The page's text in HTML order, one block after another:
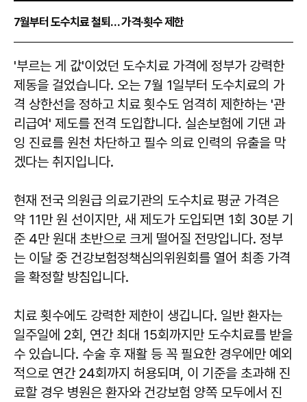
7월부터 도수치료 철퇴… 가격·횟수 제한
'부르는 게 값'이었던 도수치료 가격에 정부가 강력한
제동을 걸었습니다. 오는 7월 1일부터 도수치료의 가
격 상한선을 정하고 치료 횟수도 엄격히 제한하는 '관
리급여' 제도를 전격 도입합니다. 실손보험에 기댄 과
잉 진료를 원천 차단하고 필수 의료 인력의 유출을 막
겠다는 취지입니다.
현재 전국 의원급 의료기관의 도수치료 평균 가격은
약 11만 원 선이지만, 새 제도가 도입되면 1회 30분 기
준 4만 원대 초반으로 크게 떨어질 전망입니다. 정부
는 이달 중 건강보험정책심의위원회를 열어 최종 가격
을 확정할 방침입니다.
치료 횟수에도 강력한 제한이 생깁니다. 일반 환자는
일주일에 2회, 연간 최대 15회까지만 도수치료를 받을
수 있습니다. 수술 후 재활 등 꼭 필요한 경우에만 예외
적으로 연간 24회까지 허용되며, 이 기준을 초과해 진
료할 경우 병원은 환자와 건강보험 양쪽 모두에서 진